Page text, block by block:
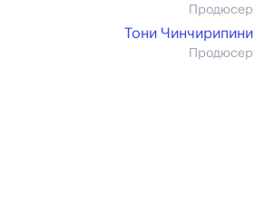
Продюсер
Тони Чинчирипини
Продюсер